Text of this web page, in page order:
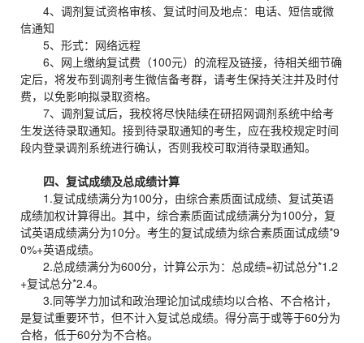
4、调剂复试资格审核、复试时间及地点：电话、短信或微
信通知
5、形式：网络远程
6、网上缴纳复试费（100元）的流程及链接，待相关细节确
定后，将发布到调剂考生微信备考群，请考生保持关注并及时付
费，以免影响拟录取资格。
7、调剂复试后，我校将尽快陆续在研招网调剂系统中给考
生发送待录取通知。接到待录取通知的考生，应在我校规定时间
段内登录调剂系统进行确认，否则我校可取消待录取通知。
四、复试成绩及总成绩计算
1.复试成绩满分为100分，由综合素质面试成绩、复试英语
成绩加权计算得出。其中，综合素质面试成绩满分为100分，复
试英语成绩满分为10分。考生的复试成绩为综合素质面试成绩*9
0%+英语成绩。
2.总成绩满分为600分，计算公示为：总成绩=初试总分*1.2
+复试总分*2.4。
3.同等学力加试和政治理论加试成绩均以合格、不合格计，
是复试重要环节，但不计入复试总成绩。得分高于或等于60分为
合格，低于60分为不合格。